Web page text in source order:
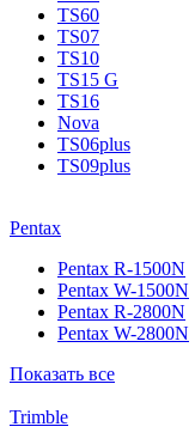
TS60
TS07
TS10
TS15 G
TS16
Nova
TS06plus
TS09plus
Pentax
Pentax R-1500N
Pentax W-1500N
Pentax R-2800N
Pentax W-2800N
Показать все
Trimble